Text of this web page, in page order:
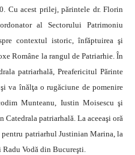
Cu acest prilej, părintele dr. Florin
al Sectorului Patrimoniu
contextul istoric, înfăptuirea şi
Române la rangul de Patriarhie. În
patriarhală, Preafericitul Părinte
va înălţa o rugăciune de pomenire
Munteanu, Iustin Moisescu şi
patriarhală. La aceeaşi oră
patriarhul Justinian Marina, la
Vodă din Bucureşti.